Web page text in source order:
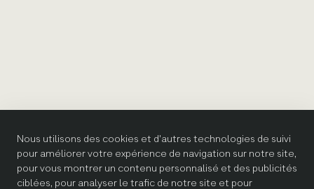
Nous utilisons des cookies et d'autres technologies de suivi
pour améliorer votre expérience de navigation sur notre site,
pour vous montrer un contenu personnalisé et des publicités
ciblées, pour analyser le trafic de notre site et pour